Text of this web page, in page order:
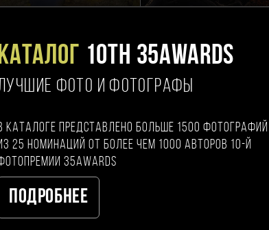
10TH 35AWARDS
ФОТО И ФОТОГРАФЫ
каталоге представлено больше 1500 фотографий
25 номинаций от более чем 1000 авторов 10-й
35AWARDS
Подробнее